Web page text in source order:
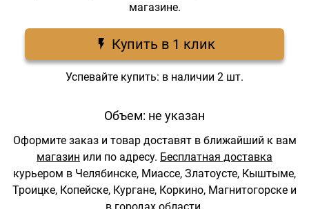
магазине.
Купить в 1 клик
Успевайте купить: в наличии 2 шт.
Объем: не указан
Оформите заказ и товар доставят в ближайший к вам
магазин или по адресу. Бесплатная доставка
курьером в Челябинске, Миассе, Златоусте, Кыштыме,
Троицке, Копейске, Кургане, Коркино, Магнитогорске и